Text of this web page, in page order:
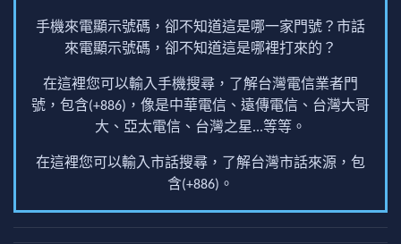
手機來電顯示號碼，卻不知道這是哪一家門號？市話
來電顯示號碼，卻不知道這是哪裡打來的？
在這裡您可以輸入手機搜尋，了解台灣電信業者門
號，包含(+886)，像是中華電信、遠傳電信、台灣大哥
大、亞太電信、台灣之星...等等。
在這裡您可以輸入市話搜尋，了解台灣市話來源，包
含(+886)。